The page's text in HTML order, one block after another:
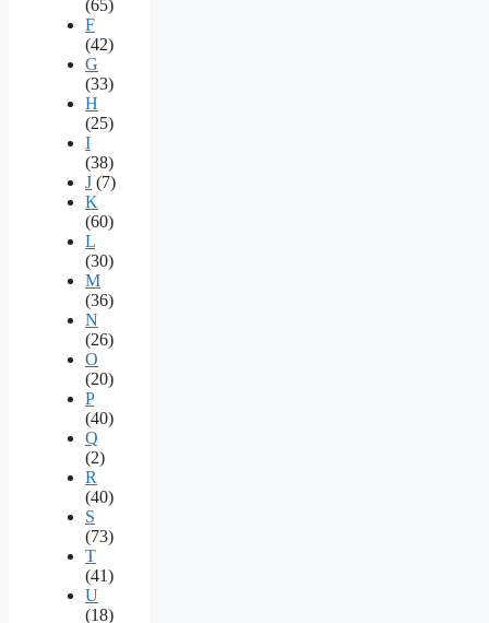
(65)
F
(42)
G
(33)
H
(25)
I
(38)
J (7)
K
(60)
L
(30)
M
(36)
N
(26)
O
(20)
P
(40)
Q
(2)
R
(40)
S
(73)
T
(41)
U
(18)